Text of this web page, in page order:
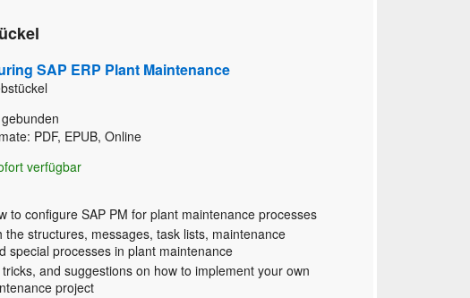
SAP ERP Plant Maintenance
PDF, EPUB, Online
verfügbar
to configure SAP PM for plant maintenance processes
the structures, messages, task lists, maintenance
special processes in plant maintenance
and suggestions on how to implement your own
project